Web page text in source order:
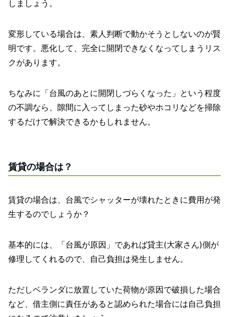
しましょう。
変形している場合は、素人判断で動かそうとしないのが賢
明です。悪化して、完全に開閉できなくなってしまうリス
クがあります。
ちなみに「台風のあとに開閉しづらくなった」という程度
の不調なら、隙間に入ってしまった砂やホコリなどを掃除
するだけで解決できるかもしれません。
賃貸の場合は？
賃貸の場合は、台風でシャッターが壊れたときに費用が発
生するのでしょうか？
基本的には、「台風が原因」であれば貸主(大家さん)側が
修理してくれるので、自己負担は発生しません。
ただしベランダに放置していた荷物が原因で破損した場合
など、借主側に責任があると認められた場合には自己負担